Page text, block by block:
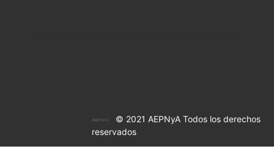
© 2021 AEPNyA Todos los derechos
reservados